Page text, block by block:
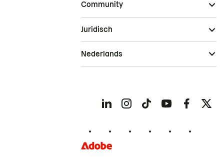
Community
Juridisch
Nederlands